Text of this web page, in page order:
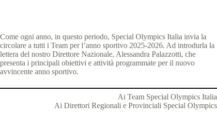
Come ogni anno, in questo periodo, Special Olympics Italia invia la
circolare a tutti i Team per l’anno sportivo 2025-2026. Ad introdurla la
lettera del nostro Direttore Nazionale, Alessandra Palazzotti, che
presenta i principali obiettivi e attività programmate per il nuovo
avvincente anno sportivo.
Ai Team Special Olympics Italia
Ai Direttori Regionali e Provinciali Special Olympics